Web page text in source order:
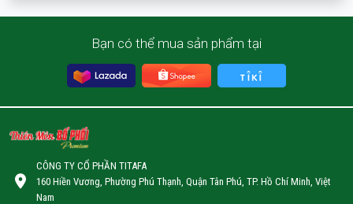
Bạn có thể mua sản phẩm tại
CÔNG TY CỔ PHẦN TITAFA
160 Hiền Vương, Phường Phú Thạnh, Quận Tân Phú, TP. Hồ Chí Minh, Việt
Nam